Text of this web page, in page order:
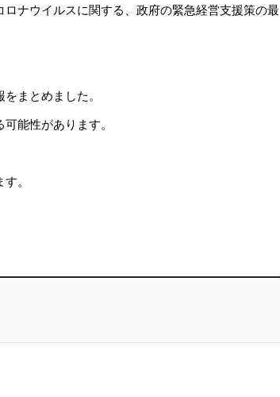
ナウイルスに関する、政府の緊急経営支援策の最
まとめました。
能性があります。
。